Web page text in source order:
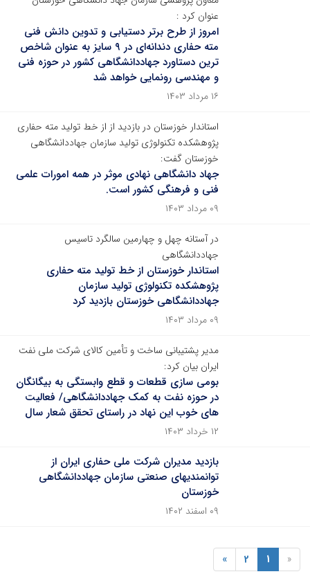
عنوان کرد :
امروز از طرح برتر دستیابی و تدوین دانش فنی
مته حفاری دندانه‌ای در ۹ سایز به عنوان شاخص
ترین دستاورد جهاددانشگاهی کشور در حوزه فنی
و مهندسی رونمایی خواهد شد
۱۶ مرداد ۱۴۰۳
استاندار خوزستان در بازدید از از خط تولید مته حفاری
پژوهشکده تکنولوژی تولید سازمان جهاددانشگاهی
خوزستان گفت:
جهاد دانشگاهی نهادی موثر در همه امورات علمی
فنی و فرهنگی کشور است.
۰۹ مرداد ۱۴۰۳
در آستانه چهل و چهارمین سالگرد تاسیس
جهاددانشگاهی
استاندار خوزستان از خط تولید مته حفاری
پژوهشکده تکنولوژی تولید سازمان
جهاددانشگاهی خوزستان بازدید کرد
۰۹ مرداد ۱۴۰۳
مدیر پشتیبانی ساخت و تأمین کالای شرکت ملی نفت
ایران بیان کرد:
بومی سازی قطعات و قطع وابستگی به بیگانگان
در حوزه نفت به کمک جهاددانشگاهی/ فعالیت
های خوب این نهاد در راستای تحقق شعار سال
۱۲ خرداد ۱۴۰۳
بازدید مدیران شرکت ملی حفاری ایران از
توانمندیهای صنعتی سازمان جهاددانشگاهی
خوزستان
۰۹ اسفند ۱۴۰۲
«
1
2
»